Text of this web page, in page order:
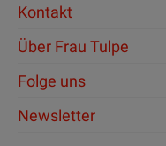
Kontakt
Über Frau Tulpe
Folge uns
Newsletter